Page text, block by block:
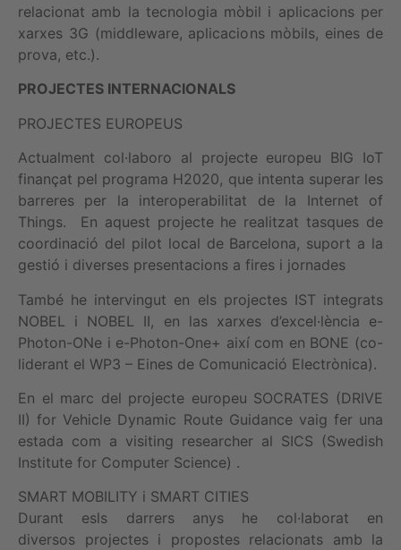
relacionat amb la tecnologia mòbil i aplicacions per
xarxes 3G (middleware, aplicacions mòbils, eines de
prova, etc.).
PROJECTES INTERNACIONALS
PROJECTES EUROPEUS
Actualment col·laboro al projecte europeu BIG IoT
finançat pel programa H2020, que intenta superar les
barreres per la interoperabilitat de la Internet of
Things. En aquest projecte he realitzat tasques de
coordinació del pilot local de Barcelona, suport a la
gestió i diverses presentacions a fires i jornades
També he intervingut en els projectes IST integrats
NOBEL i NOBEL II, en las xarxes d’excel·lència e-
Photon-ONe i e-Photon-One+ així com en BONE (co-
liderant el WP3 – Eines de Comunicació Electrònica).
En el marc del projecte europeu SOCRATES (DRIVE
II) for Vehicle Dynamic Route Guidance vaig fer una
estada com a visiting researcher al SICS (Swedish
Institute for Computer Science) .
SMART MOBILITY i SMART CITIES
Durant esls darrers anys he col·laborat en
diversos projectes i propostes relacionats amb la